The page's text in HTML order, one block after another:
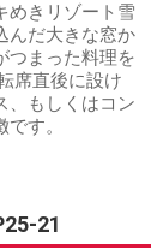
めきリゾート雪
んだ大きな窓か
つまった料理を
席直後に設け
、もしくはコン
す。
21